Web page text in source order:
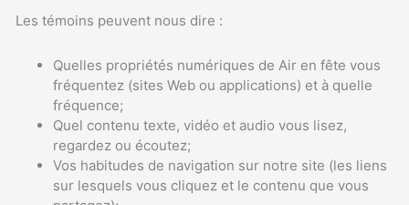
Les témoins peuvent nous dire :
Quelles propriétés numériques de Air en fête vous
fréquentez (sites Web ou applications) et à quelle
fréquence;
Quel contenu texte, vidéo et audio vous lisez,
regardez ou écoutez;
Vos habitudes de navigation sur notre site (les liens
sur lesquels vous cliquez et le contenu que vous